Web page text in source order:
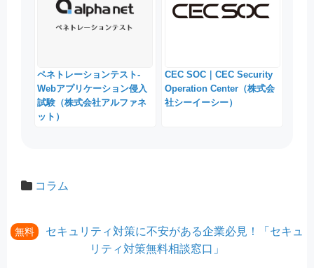
ペネトレーションテスト-
Webアプリケーション侵入
試験（株式会社アルファネ
ット）
CEC SOC｜CEC Security
Operation Center（株式会
社シーイーシー）
コラム
無料
セキュリティ対策に不安がある企業必見！「セキュ
リティ対策無料相談窓口」